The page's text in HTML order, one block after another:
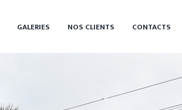
GALERIES NOS CLIENTS CONTACTS